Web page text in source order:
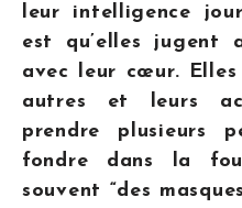
leur intelligence
est qu’elles jugent
avec leur cœur.
autres et leurs
prendre plusieurs
fondre dans la
souvent “des